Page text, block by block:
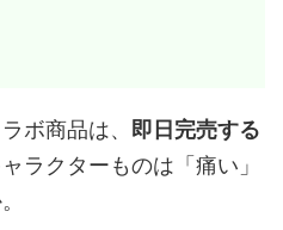
ボ商品は、 即日完売する
ラクターものは「痛い」